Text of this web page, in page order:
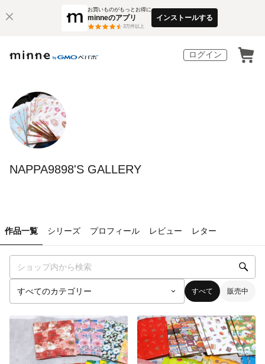
お買いものがもっとお得に
minneのアプリ
3万件以上
インストールする
ログイン
NAPPA9898'S GALLERY
作品一覧 シリーズ プロフィール レビュー レター
すべて 販売中